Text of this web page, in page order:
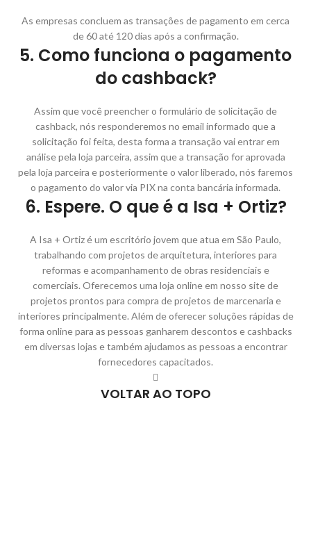
As empresas concluem as transações de pagamento em cerca
de 60 até 120 dias após a confirmação.
5. Como funciona o pagamento
do cashback?
Assim que você preencher o formulário de solicitação de
cashback, nós responderemos no email informado que a
solicitação foi feita, desta forma a transação vai entrar em
análise pela loja parceira, assim que a transação for aprovada
pela loja parceira e posteriormente o valor liberado, nós faremos
o pagamento do valor via PIX na conta bancária informada.
6. Espere. O que é a Isa + Ortiz?
A Isa + Ortiz é um escritório jovem que atua em São Paulo,
trabalhando com projetos de arquitetura, interiores para
reformas e acompanhamento de obras residenciais e
comerciais. Oferecemos uma loja online em nosso site de
projetos prontos para compra de projetos de marcenaria e
interiores principalmente. Além de oferecer soluções rápidas de
forma online para as pessoas ganharem descontos e cashbacks
em diversas lojas e também ajudamos as pessoas a encontrar
fornecedores capacitados.
VOLTAR AO TOPO